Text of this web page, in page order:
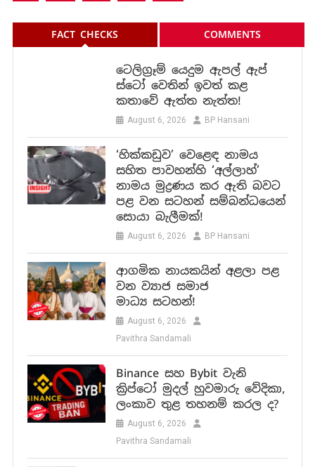
FACT CHECKS COMMENTS
ටෙලිග්‍රෑම් යෙදුම ඇපල් ඇප්
ස්ටෝ වෙතින් ඉවත් කළ
කතාවේ ඇත්ත නැත්ත!
August 6, 2026 BP Hansani
‘හික්කඩුව’ වෙළෙඳ නාමය
සහිත පාවහන්හි ‘අල්ලාහ්’
නාමය මුද්‍රණය කර ඇති බවට
පළ වන සටහන් සම්බන්ධයෙන්
සොයා බැලීමක්!
August 6, 2026 BP Hansani
ආගමික නායකයින් අළලා පළ
වන ව්‍යාජ සමාජ
මාධ්‍ය සටහන්!
August 6, 2026
Pavithra Sandamali
Binance සහ Bybit වැනි
ක්‍රිප්ටෝ මුදල් හුවමාරු වේදිකා,
ලංකාව තුළ තහනම් කරල ද?
August 6, 2026
Pavithra Sandamali